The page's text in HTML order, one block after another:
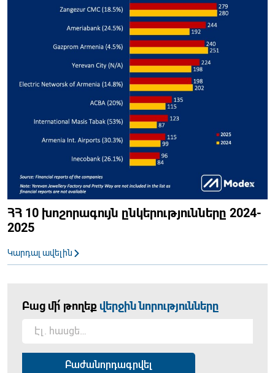
ՀՀ 10 խոշորագույն ընկերությունները 2024-
2025
Կարդալ ավելին
Բաց մի՛ թողեք վերջին նորությունները